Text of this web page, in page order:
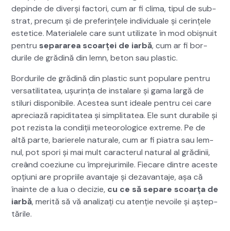
depinde de diverși fac­tori, cum ar fi cli­ma, tip­ul de sub­
strat, pre­cum și de prefer­ințele indi­vid­uale și cer­ințele
estet­ice. Mate­ri­alele care sunt uti­lizate în mod obiș­nu­it
pen­tru sep­a­rarea scoarței de iar­bă, cum ar fi bor­
durile de grăd­ină din lemn, beton sau plas­tic.
Bor­durile de grăd­ină din plas­tic sunt pop­u­lare pen­tru
ver­sa­til­i­tatea, ușur­ința de insta­lare și gama largă de
stil­uri disponi­bile. Aces­tea sunt ide­ale pen­tru cei care
apre­ci­ază rapid­i­tatea și sim­pli­tatea. Ele sunt dura­bile și
pot rezista la condiții mete­o­ro­log­ice extreme. Pe de
altă parte, bari­erele nat­u­rale, cum ar fi pia­tra sau lem­
nul, pot spori și mai mult car­ac­terul nat­ur­al al gră­dinii,
creând coez­i­une cu împre­jurim­i­le. Fiecare din­tre aces­te
opți­u­ni are pro­pri­ile avan­ta­je și deza­van­ta­je, așa că
înainte de a lua o decizie, cu ce să sep­a­re scoarța de
iar­bă, mer­ită să vă anal­iza­ți cu atenție nevoile și aștep­
tările.